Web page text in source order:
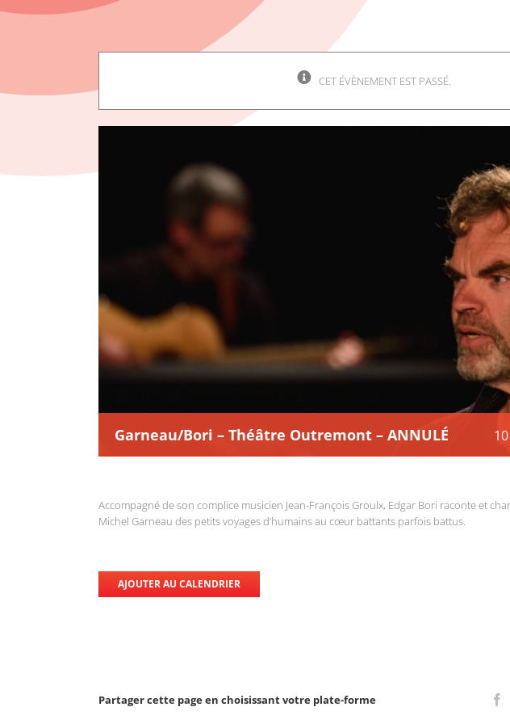
CET ÉVÈNEMENT EST PASSÉ.
Garneau/Bori – Théâtre Outremont – ANNULÉ
Accompagné de son complice musicien Jean-François Groulx, Edgar Bori raconte et
Michel Garneau des petits voyages d’humains au cœur battants parfois battus.
AJOUTER AU CALENDRIER
Partager cette page en choisissant votre plate-forme